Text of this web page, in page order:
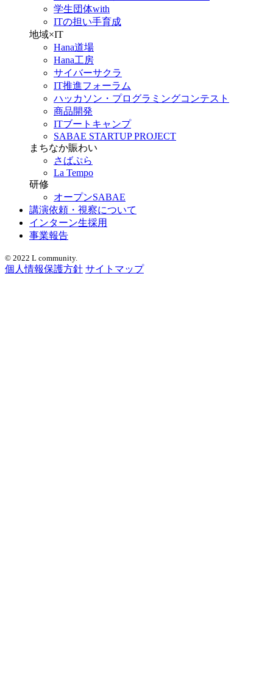
学生団体with
ITの担い手育成
地域×IT
Hana道場
Hana工房
サイバーサクラ
IT推進フォーラム
ハッカソン・プログラミングコンテスト
商品開発
ITブートキャンプ
SABAE STARTUP PROJECT
まちなか賑わい
さばぷら
La Tempo
研修
オープンSABAE
講演依頼・視察について
インターン生採用
事業報告
© 2022 L community.
個人情報保護方針 サイトマップ